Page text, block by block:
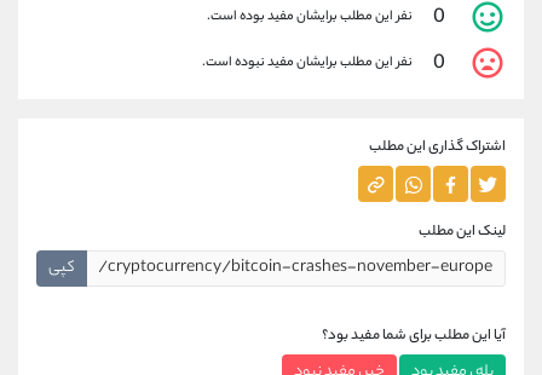
0 نفر این مطلب برایشان مفید بوده است.
0 نفر این مطلب برایشان مفید نبوده است.
اشتراک گذاری این مطلب
لینک این مطلب
کپی
آیا این مطلب برای شما مفید بود؟